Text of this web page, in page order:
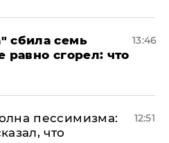
сбила семь
равно сгорел: что
13:46
пессимизма:
что
12:51